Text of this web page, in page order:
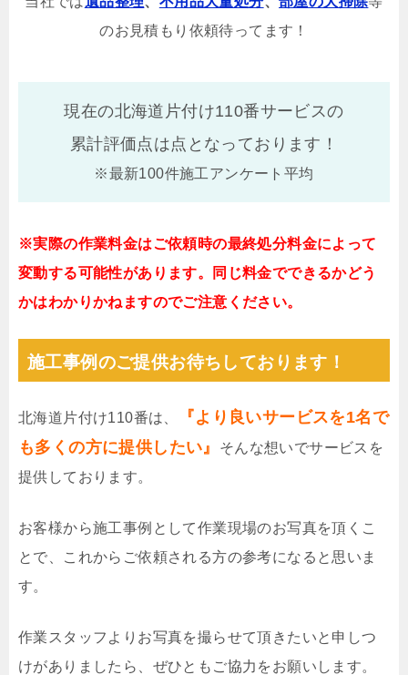
のお見積もり依頼待ってます！
現在の北海道片付け110番サービスの
累計評価点は点となっております！
※最新100件施工アンケート平均
※実際の作業料金はご依頼時の最終処分料金によって
変動する可能性があります。同じ料金でできるかどう
かはわかりかねますのでご注意ください。
施工事例のご提供お待ちしております！
北海道片付け110番は、
『より良いサービスを1名で
も多くの方に提供したい』
そんな想いでサービスを
提供しております。
お客様から施工事例として作業現場のお写真を頂くこ
とで、これからご依頼される方の参考になると思いま
す。
作業スタッフよりお写真を撮らせて頂きたいと申しつ
けがありましたら、ぜひともご協力をお願いします。